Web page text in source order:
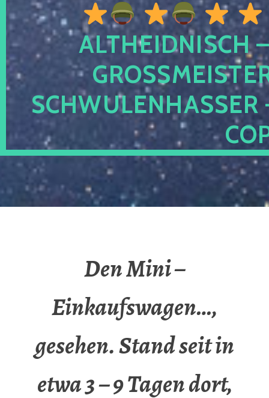
ALTHEIDNISCH
CHWULENHASSER
Den Mini –
Einkaufswagen…,
gesehen. Stand seit in
etwa 3 – 9 Tagen dort,